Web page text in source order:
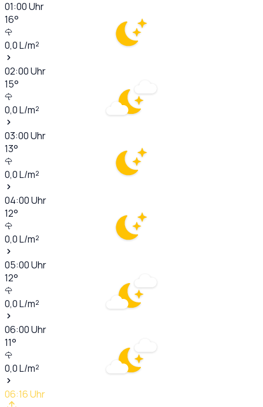
01:00Uhr
16°
0,0L/m²
02:00Uhr
15°
0,0L/m²
03:00Uhr
13°
0,0L/m²
04:00Uhr
12°
0,0L/m²
05:00Uhr
12°
0,0L/m²
06:00Uhr
11°
0,0L/m²
06:16Uhr